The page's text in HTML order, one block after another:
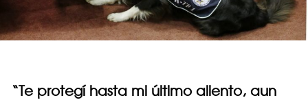
“Te protegí hasta mi último aliento, aun